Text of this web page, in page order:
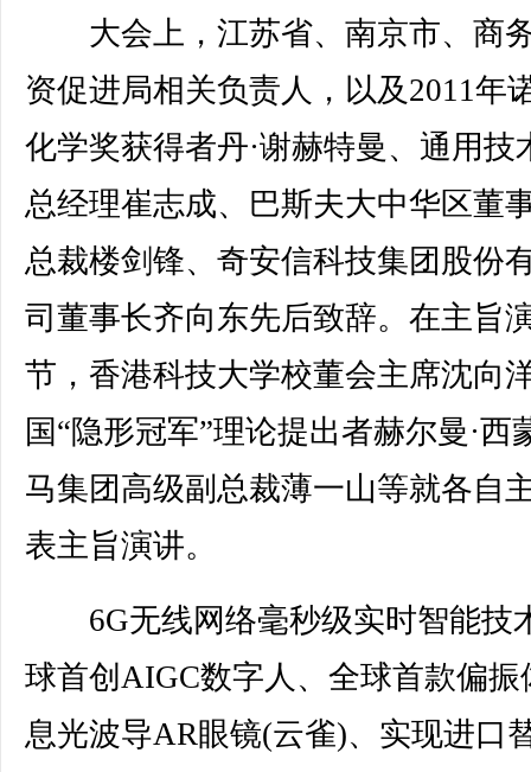
大会上，江苏省、南京市、商
资促进局相关负责人，以及2011年
化学奖获得者丹·谢赫特曼、通用技
总经理崔志成、巴斯夫大中华区董
总裁楼剑锋、奇安信科技集团股份
司董事长齐向东先后致辞。在主旨
节，香港科技大学校董会主席沈向
国“隐形冠军”理论提出者赫尔曼·西
马集团高级副总裁薄一山等就各自
表主旨演讲。
6G无线网络毫秒级实时智能技
球首创AIGC数字人、全球首款偏振
息光波导AR眼镜(云雀)、实现进口